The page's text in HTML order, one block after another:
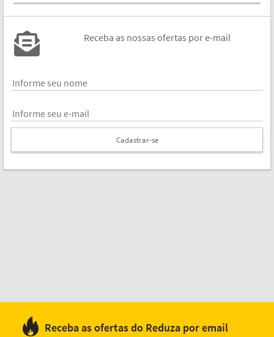
Receba as nossas ofertas por e-mail
Cadastrar-se
Receba as ofertas do Reduza por email